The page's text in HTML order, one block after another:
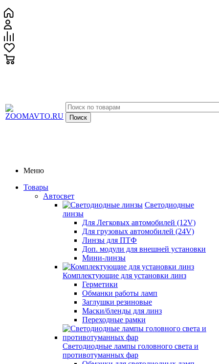
Меню
Товары
Автосвет
Светодиодные
линзы
Для Легковых автомобилей (12V)
Для грузовых автомобилей (24V)
Линзы для ПТФ
Доп. модули для внешней установки
Мини-линзы
Комплектующие для установки линз
Герметики
Обманки работы ламп
Заглушки резиновые
Маски/бленды для линз
Переходные рамки
Светодиодные лампы головного света и
противотуманных фар